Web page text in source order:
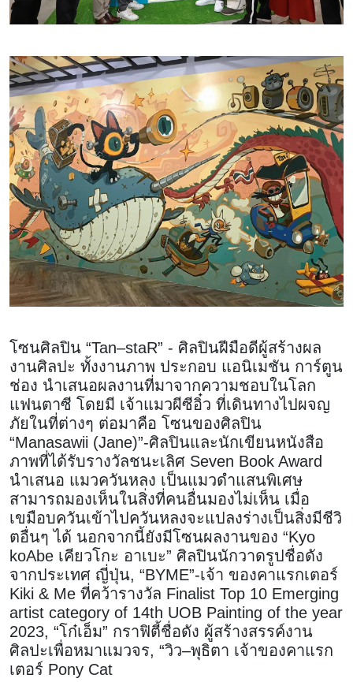
โซนศิลปิน “Tan–staR” - ศิลปินฝีมือดีผู้สร้างผล
งานศิลปะ ทั้งงานภาพ ประกอบ แอนิเมชัน การ์ตูน
ช่อง นำเสนอผลงานที่มาจากความชอบในโลก
แฟนตาซี โดยมี เจ้าแมวผีซีอิ๋ว ที่เดินทางไปผจญ
ภัยในที่ต่างๆ ต่อมาคือ โซนของศิลปิน
“Manasawii (Jane)”-ศิลปินและนักเขียนหนังสือ
ภาพที่ได้รับรางวัลชนะเลิศ Seven Book Award
นำเสนอ แมวควันหลง เป็นแมวดำแสนพิเศษ
สามารถมองเห็นในสิ่งที่คนอื่นมองไม่เห็น เมื่อ
เขมือบควันเข้าไปควันหลงจะแปลงร่างเป็นสิ่งมีชีวิ
ตอื่นๆ ได้ นอกจากนี้ยังมีโซนผลงานของ “Kyo
koAbe เคียวโกะ อาเบะ” ศิลปินนักวาดรูปชื่อดัง
จากประเทศ ญี่ปุ่น, “BYME”-เจ้า ของคาแรกเตอร์
Kiki & Me ที่คว้ารางวัล Finalist Top 10 Emerging
artist category of 14th UOB Painting of the year
2023, “โก๋เอ็ม” กราฟิตี้ชื่อดัง ผู้สร้างสรรค์งาน
ศิลปะเพื่อหมาแมวจร, “วิว–พุธิตา เจ้าของคาแรก
เตอร์ Pony Cat